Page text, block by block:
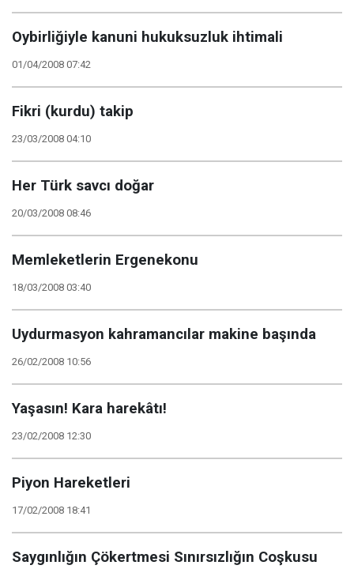
Oybirliğiyle kanuni hukuksuzluk ihtimali
01/04/2008 07:42
Fikri (kurdu) takip
23/03/2008 04:10
Her Türk savcı doğar
20/03/2008 08:46
Memleketlerin Ergenekonu
18/03/2008 03:40
Uydurmasyon kahramancılar makine başında
26/02/2008 10:56
Yaşasın! Kara harekâtı!
23/02/2008 12:30
Piyon Hareketleri
17/02/2008 18:41
Saygınlığın Çökertmesi Sınırsızlığın Coşkusu